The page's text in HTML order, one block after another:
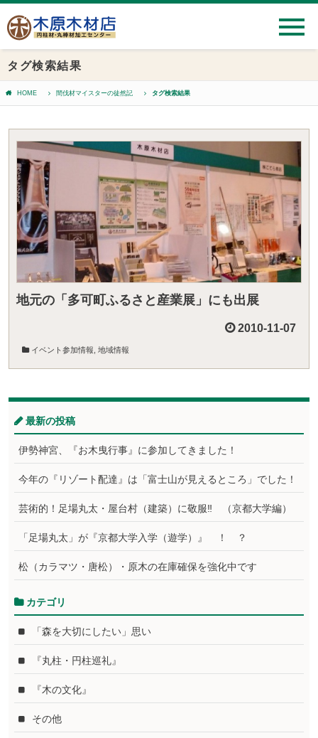
タグ検索結果
HOME 間伐材マイスターの徒然記 タグ検索結果
地元の「多可町ふるさと産業展」にも出展
2010-11-07
イベント参加情報 地域情報
最新の投稿
伊勢神宮、『お木曳行事』に参加してきました！
今年の『リゾート配達』は「富士山が見えるところ」でした！
芸術的！足場丸太・屋台村（建築）に敬服‼ （京都大学編）
「足場丸太」が『京都大学入学（遊学）』 ！ ？
松（カラマツ・唐松）・原木の在庫確保を強化中です
カテゴリ
「森を大切にしたい」思い
『丸柱・円柱巡礼』
『木の文化』
その他